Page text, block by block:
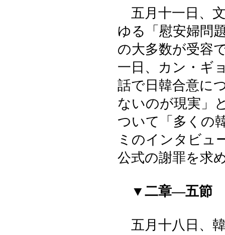
五月十一日、
ゆる「慰安婦問
の大多数が受容
一日、カン・ギ
話で日韓合意に
ないのが現実」
ついて「多くの
ミのインタビュ
公式の謝罪を求
▼二章―五節
五月十八日、